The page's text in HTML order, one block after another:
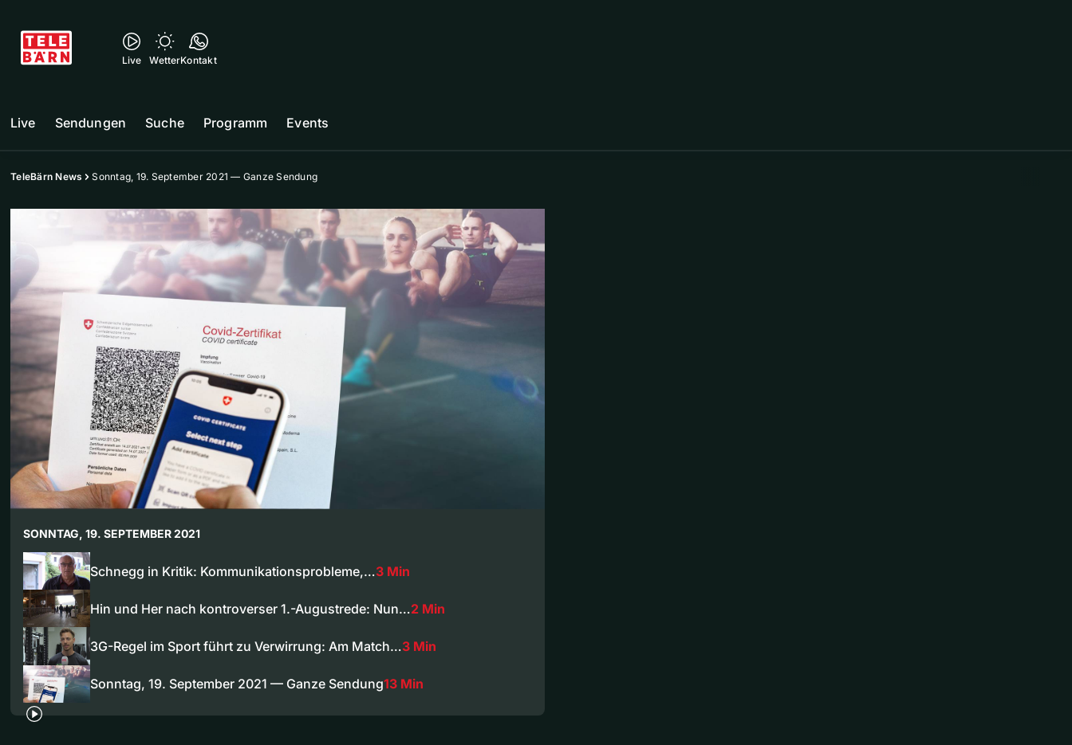
Live WetterKontakt
Live Sendungen Suche Programm Events
TeleBärn News Sonntag, 19. September 2021 — Ganze Sendung
SONNTAG, 19. SEPTEMBER 2021
Schnegg in Kritik: Kommunikationsprobleme,…3 Min
Hin und Her nach kontroverser 1.-Augustrede: Nun…2 Min
3G-Regel im Sport führt zu Verwirrung: Am Match…3 Min
Sonntag, 19. September 2021 — Ganze Sendung13 Min